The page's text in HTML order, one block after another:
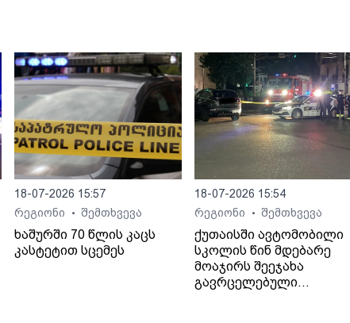
18-07-2026 15:57
რეგიონი
• შემთხვევა
ხაშურში 70 წლის კაცს
კასტეტით სცემეს
18-07-2026 15:54
რეგიონი
• შემთხვევა
ქუთაისში ავტომობილი
სკოლის წინ მდებარე
მოაჯირს შეეჯახა
გავრცელებული